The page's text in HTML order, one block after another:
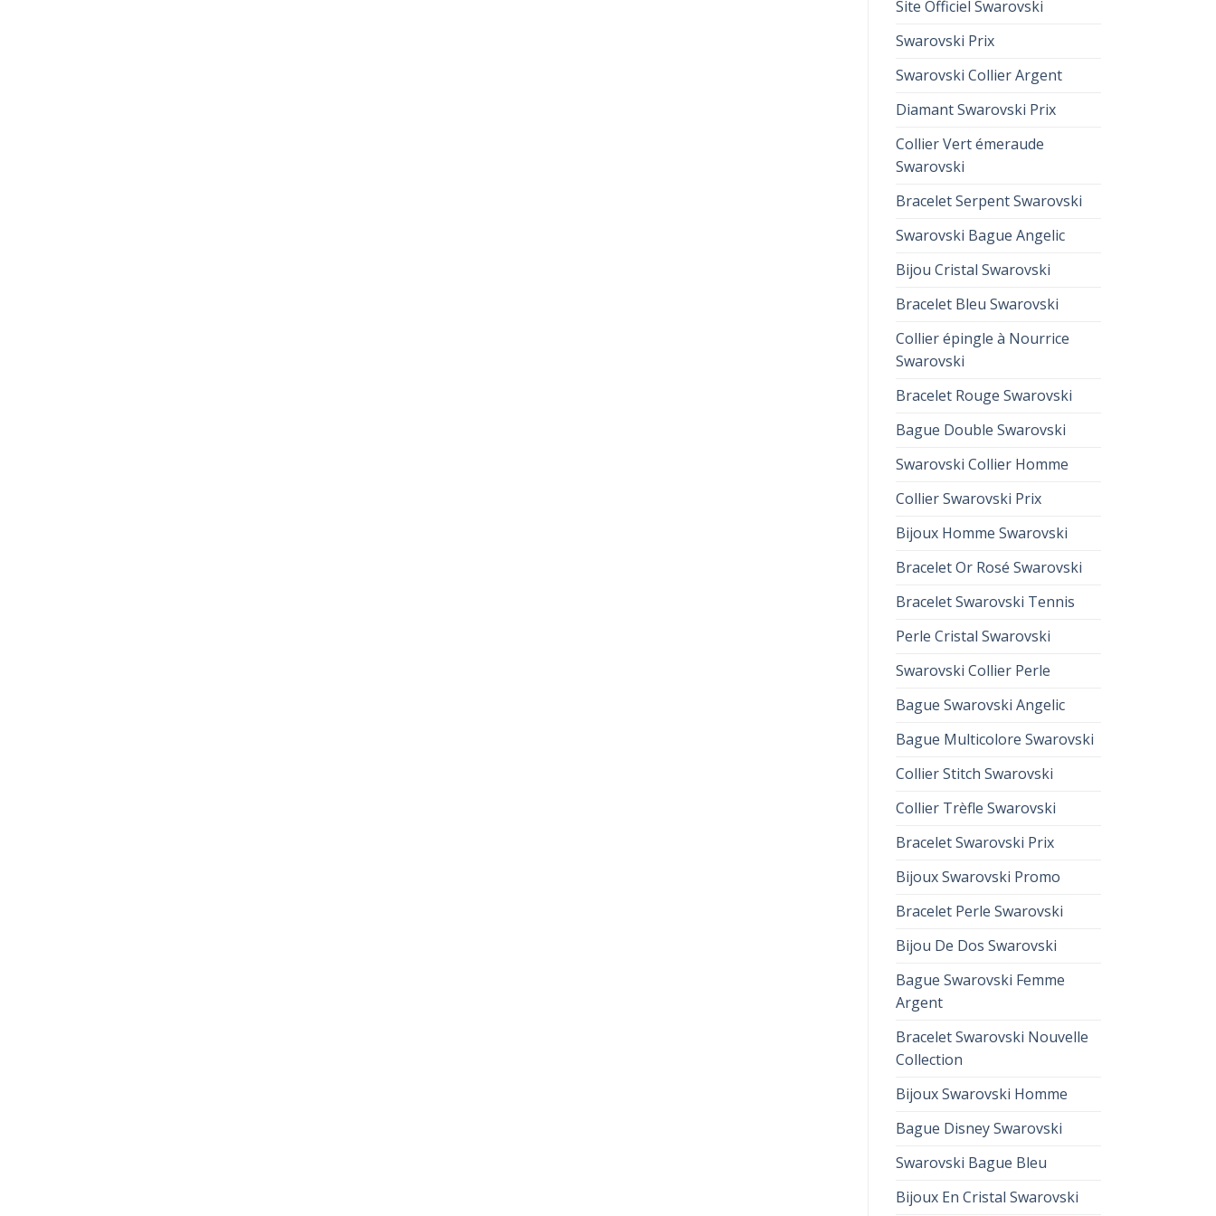
Site Officiel Swarovski
Swarovski Prix
Swarovski Collier Argent
Diamant Swarovski Prix
Collier Vert émeraude
Swarovski
Bracelet Serpent Swarovski
Swarovski Bague Angelic
Bijou Cristal Swarovski
Bracelet Bleu Swarovski
Collier épingle à Nourrice
Swarovski
Bracelet Rouge Swarovski
Bague Double Swarovski
Swarovski Collier Homme
Collier Swarovski Prix
Bijoux Homme Swarovski
Bracelet Or Rosé Swarovski
Bracelet Swarovski Tennis
Perle Cristal Swarovski
Swarovski Collier Perle
Bague Swarovski Angelic
Bague Multicolore Swarovski
Collier Stitch Swarovski
Collier Trèfle Swarovski
Bracelet Swarovski Prix
Bijoux Swarovski Promo
Bracelet Perle Swarovski
Bijou De Dos Swarovski
Bague Swarovski Femme
Argent
Bracelet Swarovski Nouvelle
Collection
Bijoux Swarovski Homme
Bague Disney Swarovski
Swarovski Bague Bleu
Bijoux En Cristal Swarovski